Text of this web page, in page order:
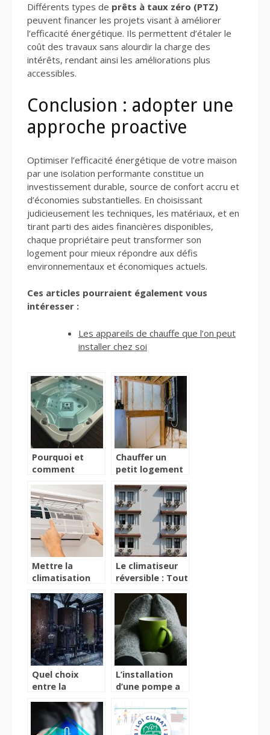
Différents types de prêts à taux zéro (PTZ)
peuvent financer les projets visant à améliorer
l’efficacité énergétique. Ils permettent d’étaler le
coût des travaux sans alourdir la charge des
intérêts, rendant ainsi les améliorations plus
accessibles.
Conclusion : adopter une
approche proactive
Optimiser l’efficacité énergétique de votre maison
par une isolation performante constitue un
investissement durable, source de confort accru et
d’économies substantielles. En choisissant
judicieusement les techniques, les matériaux, et en
tirant parti des aides financières disponibles,
chaque propriétaire peut transformer son
logement pour mieux répondre aux défis
environnementaux et économiques actuels.
Ces articles pourraient également vous
intéresser :
Les appareils de chauffe que l’on peut
installer chez soi
Pourquoi et
comment
l’isolation de
son spa ?
Chauffer un
petit logement
chaudière
électrique
Mettre la
climatisation
comment
procéder ?
Le climatiseur
réversible : Tout
caractéristiques
de cet appareil
Quel choix
entre la
chauffe-eau?
L’installation
d’une pompe a
sont les enjeux
?